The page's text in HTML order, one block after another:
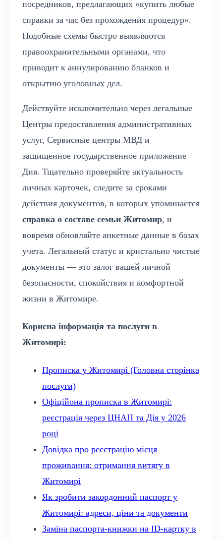
посредников, предлагающих «купить любые
справки за час без прохождения процедур».
Подобные схемы быстро выявляются
правоохранительными органами, что
приводит к аннулированию бланков и
открытию уголовных дел.
Действуйте исключительно через легальные
Центры предоставления административных
услуг, Сервисные центры МВД и
защищенное государственное приложение
Дия. Тщательно проверяйте актуальность
личных карточек, следите за сроками
действия документов, в которых упоминается
справка о составе семьи Житомир, и
вовремя обновляйте анкетные данные в базах
учета. Легальный статус и кристально чистые
документы — это залог вашей личной
безопасности, спокойствия и комфортной
жизни в Житомире.
Корисна інформація та послуги в
Житомирі:
Прописка у Житомирі (Головна сторінка
послуги)
Офіційона прописка в Житомирі:
реєстрація через ЦНАП та Дія у 2026
році
Довідка про реєстрацію місця
проживання: отримання витягу в
Житомирі
Як зробити закордонний паспорт у
Житомирі: адреси, ціни та документи
Заміна паспорта-книжки на ID-картку в